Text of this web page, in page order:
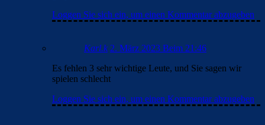
Loggen Sie sich ein, um einen Kommentar abzugeben
Karl.k 2. März 2023 Beim 21:46
Es fehlen 3 sehr wichtige Leute, und Sie sagen wir
spielen schlecht
Loggen Sie sich ein, um einen Kommentar abzugeben